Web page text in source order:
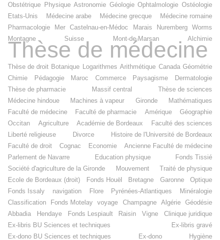
Obstétrique Physique Astronomie Géologie Ophtalmologie Ostéologie
Etats-Unis
Médecine arabe Médecine grecque
Médecine romaine
Pharmacologie
Mer Castelnau-en-Médoc Marais Nuremberg
Worms
Montagne
Suisse Mont-de-Marsan Alchimie
Thèse de médecine
Thèse de droit Botanique Logarithmes Arithmétique Canada Géométrie
Chimie
Pédagogie Maroc Commerce Paysagisme
Dermatologie
Thèse de pharmacie
Massif central
Thèse de sciences
Médecine hindoue
Machines à vapeur Gironde
Mathématiques
Faculté de médecine
Faculté de pharmacie Amérique
Géographie
Occitan
Agriculture Académie de Bordeaux
Faculté des sciences
Liberté religieuse
Divorce
Histoire de l'Université de Bordeaux
Faculté de droit
Cognac Economie
Ancienne Faculté de médecine
Parlement de Navarre
Education physique
Fonds Tissié
Société d'agriculture de la Gironde
Mouvement
Traité de physique
Ecole de Bordeaux (droit)
Fonds Houël Bretagne Garonne
Optique
Fonds Issaly
navigation Flore Pyrénées-Atlantiques
Minéralogie
Classification
Fonds Motelay voyage Champagne Algérie
Géodésie
Abbadia
Hendaye Fonds Lespiault Raisin Vigne
Clinique juridique
Ex-libris BU Sciences et techniques
Ex-libris gravé
Ex-dono BU Sciences et techniques
Ex-dono Hygiène